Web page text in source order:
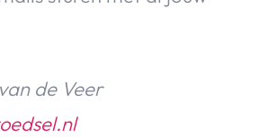
de Veer